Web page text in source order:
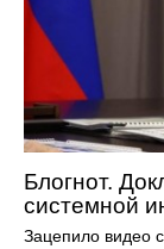
Блогнот.
системной
Зацепило видео